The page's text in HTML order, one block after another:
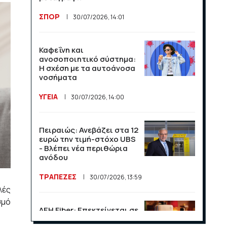
Η Αβάνα αντιμετωπίζει
νέα πολύωρα μπλακ άουτ
στην Κούβα
ΔΙΕΘΝΗ 13/07/2026, 14:25
Η Ευρωπαϊκή Ένωση
αναδιαρθρώνει τον
κτηνοτροφικό τομέα
Ο Σέρλοτ δέχθηκε ακραία
μηνύματα μετά τον
αποκλεισμό της
ΣΠΟΡ 30/07/2026, 14:01
Καφεΐνη και
ανοσοποιητικό σύστημα:
Η σχέση με τα αυτοάνοσα
νοσήματα
ΥΓΕΙΑ 30/07/2026, 14:00
Πειραιώς: Ανεβάζει στα 12
ευρώ την τιμή-στόχο UBS
- Βλέπει νέα περιθώρια
ανόδου
ΤΡΑΠΕΖΕΣ 30/07/2026, 13:59
ΔΕΗ Fiber: Επεκτείνεται σε
15 νέες περιοχές σε Αττική